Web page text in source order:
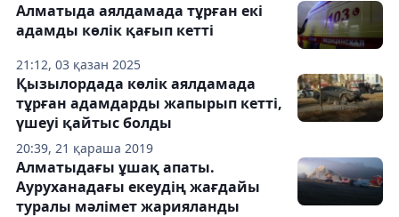
21:12, 03 қазан 2025
Алматыда аялдамада тұрған екі
адамды көлік қағып кетті
20:39, 21 қараша 2019
Қызылордада көлік аялдамада
тұрған адамдарды жапырып кетті,
үшеуі қайтыс болды
Алматыдағы ұшақ апаты.
Ауруханадағы екеудің жағдайы
туралы мәлімет жарияланды